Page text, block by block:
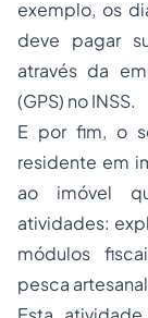
exemplo, os
deve pagar
através da
(GPS) no INSS.
E por fim, o
residente em
ao imóvel
atividades:
módulos
pesca